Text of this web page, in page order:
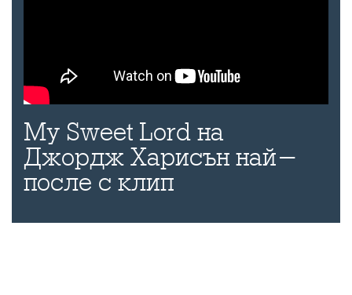
My Sweet Lord на
Джордж Харисън най-
после с клип